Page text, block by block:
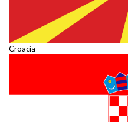
Croacia